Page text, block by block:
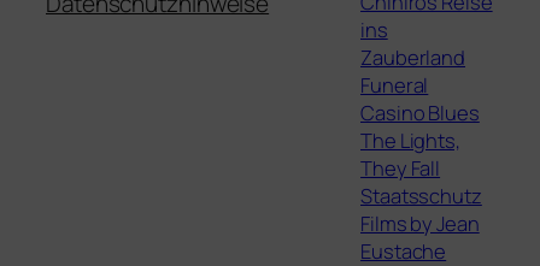
ins
Zauberland
Funeral
Casino Blues
The Lights,
They Fall
Staatsschutz
Films by Jean
Eustache